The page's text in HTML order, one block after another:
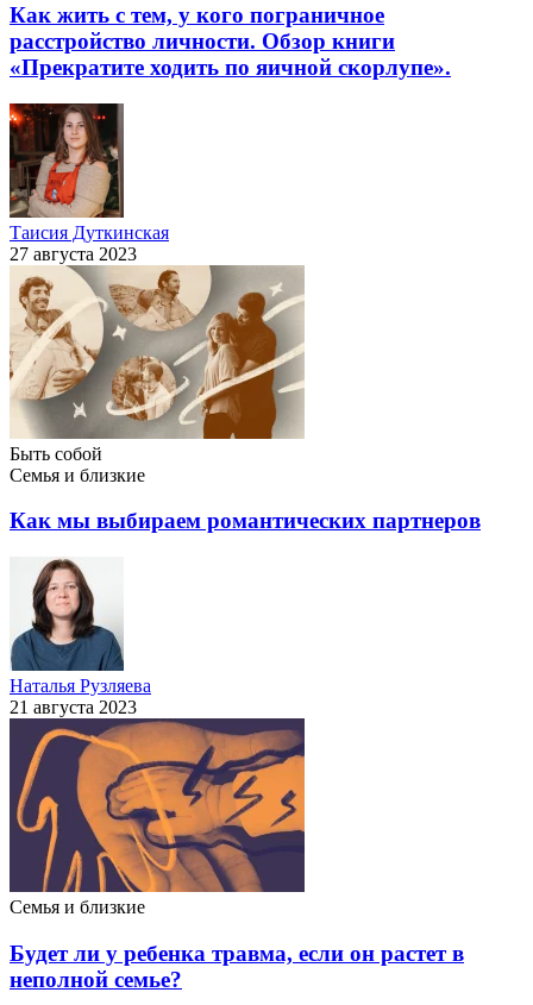
Как жить с тем, у кого пограничное
расстройство личности. Обзор книги
«Прекратите ходить по яичной скорлупе».
Таисия Дуткинская
27 августа 2023
Быть собой
Семья и близкие
Как мы выбираем романтических партнеров
Наталья Рузляева
21 августа 2023
Семья и близкие
Будет ли у ребенка травма, если он растет в
неполной семье?